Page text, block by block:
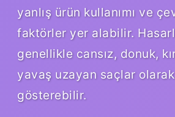
yanlış ürün kullanımı ve
faktörler yer alabilir.
genellikle cansız, donuk,
yavaş uzayan saçlar
gösterebilir.